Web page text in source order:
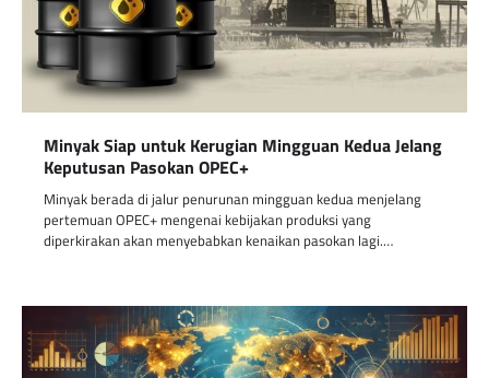
Minyak Siap untuk Kerugian Mingguan Kedua Jelang
Keputusan Pasokan OPEC+
Minyak berada di jalur penurunan mingguan kedua menjelang
pertemuan OPEC+ mengenai kebijakan produksi yang
diperkirakan akan menyebabkan kenaikan pasokan lagi.…